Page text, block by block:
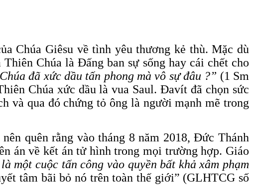
Chúa Giêsu về tình yêu thương kẻ thù. Mặc dù
Chúa là Đấng ban sự sống hay cái chết cho
đã xức dầu tấn phong mà vô sự đâu ?” (1 Sm
Chúa xức dầu là vua Saul. Đavít đã chọn sức
và qua đó chứng tỏ ông là người mạnh mẽ trong
quên rằng vào tháng 8 năm 2018, Đức Thánh
án về kết án tử hình trong mọi trường hợp. Giáo
một cuộc tấn công vào quyền bất khả xâm phạm
tâm bãi bỏ nó trên toàn thế giới” (GLHTCG số